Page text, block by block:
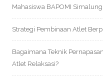
Mahasiswa BAPOMI
Strategi Pembinaan Atlet
Bagaimana Teknik
Atlet Relaksasi?